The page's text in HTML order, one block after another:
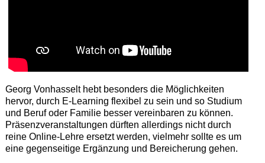
Georg Vonhasselt hebt besonders die Möglichkeiten
hervor, durch E-Learning flexibel zu sein und so Studium
und Beruf oder Familie besser vereinbaren zu können.
Präsenzveranstaltungen dürften allerdings nicht durch
reine Online-Lehre ersetzt werden, vielmehr sollte es um
eine gegenseitige Ergänzung und Bereicherung gehen.